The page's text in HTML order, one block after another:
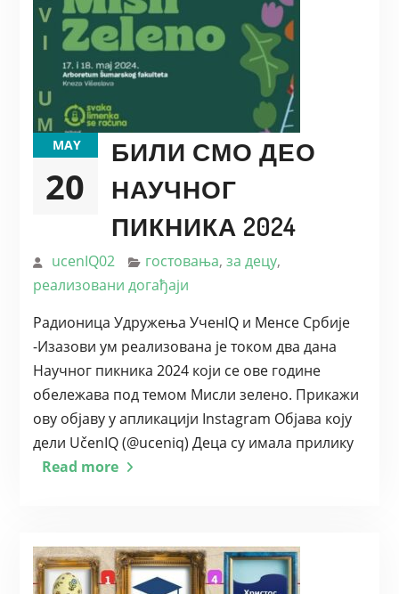
MAY
20
БИЛИ СМО ДЕО
НАУЧНОГ
ПИКНИКА 2024
ucenIQ02 гостовања, за децу,
реализовани догађаји
Радионица Удружења УченIQ и Менсе Србије
-Изазови ум реализована је током два дана
Научног пикника 2024 који се ове године
обележава под темом Мисли зелено. Прикажи
ову објаву у апликацији Instagram Објава коју
дели UčenIQ (@uceniq) Деца су имала прилику
Read more